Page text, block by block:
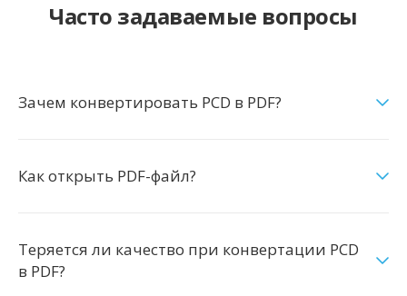
Часто задаваемые вопросы
Зачем конвертировать PCD в PDF?
Как открыть PDF-файл?
Теряется ли качество при конвертации PCD
в PDF?